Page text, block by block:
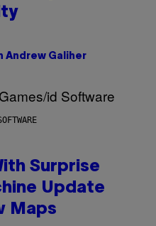
Andrew Galiher
Surprise
Update
Maps